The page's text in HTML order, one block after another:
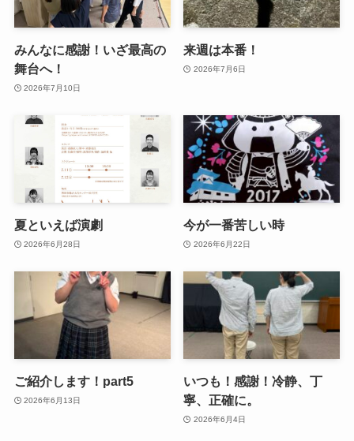
みんなに感謝！いざ最高の
舞台へ！
2026年7月10日
来週は本番！
2026年7月6日
夏といえば演劇
2026年6月28日
今が一番苦しい時
2026年6月22日
ご紹介します！part5
2026年6月13日
いつも！感謝！冷静、丁
寧、正確に。
2026年6月4日